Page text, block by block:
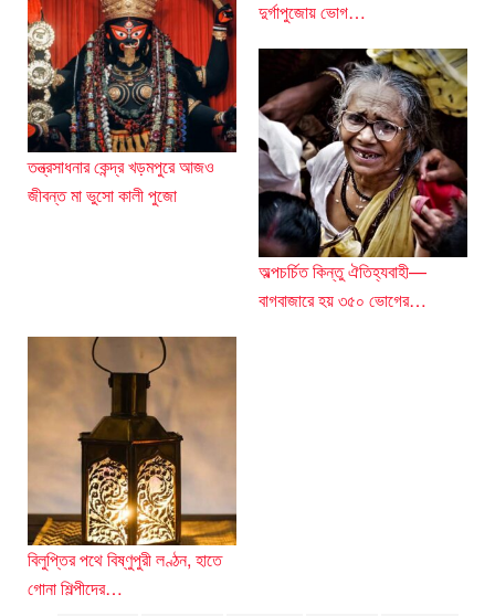
তন্ত্রসাধনার কেন্দ্র খড়মপুরে আজও
জীবন্ত মা ভুসো কালী পুজো
দুর্গাপুজোয় ভোগ…
অল্পচর্চিত কিন্তু ঐতিহ্যবাহী—
বাগবাজারে হয় ৩৫০ ভোগের…
বিলুপ্তির পথে বিষ্ণুপুরী লণ্ঠন, হাতে
গোনা শিল্পীদের…